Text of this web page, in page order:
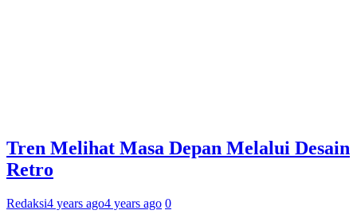
Tren Melihat Masa Depan Melalui Desain
Retro
Redaksi4 years ago4 years ago 0